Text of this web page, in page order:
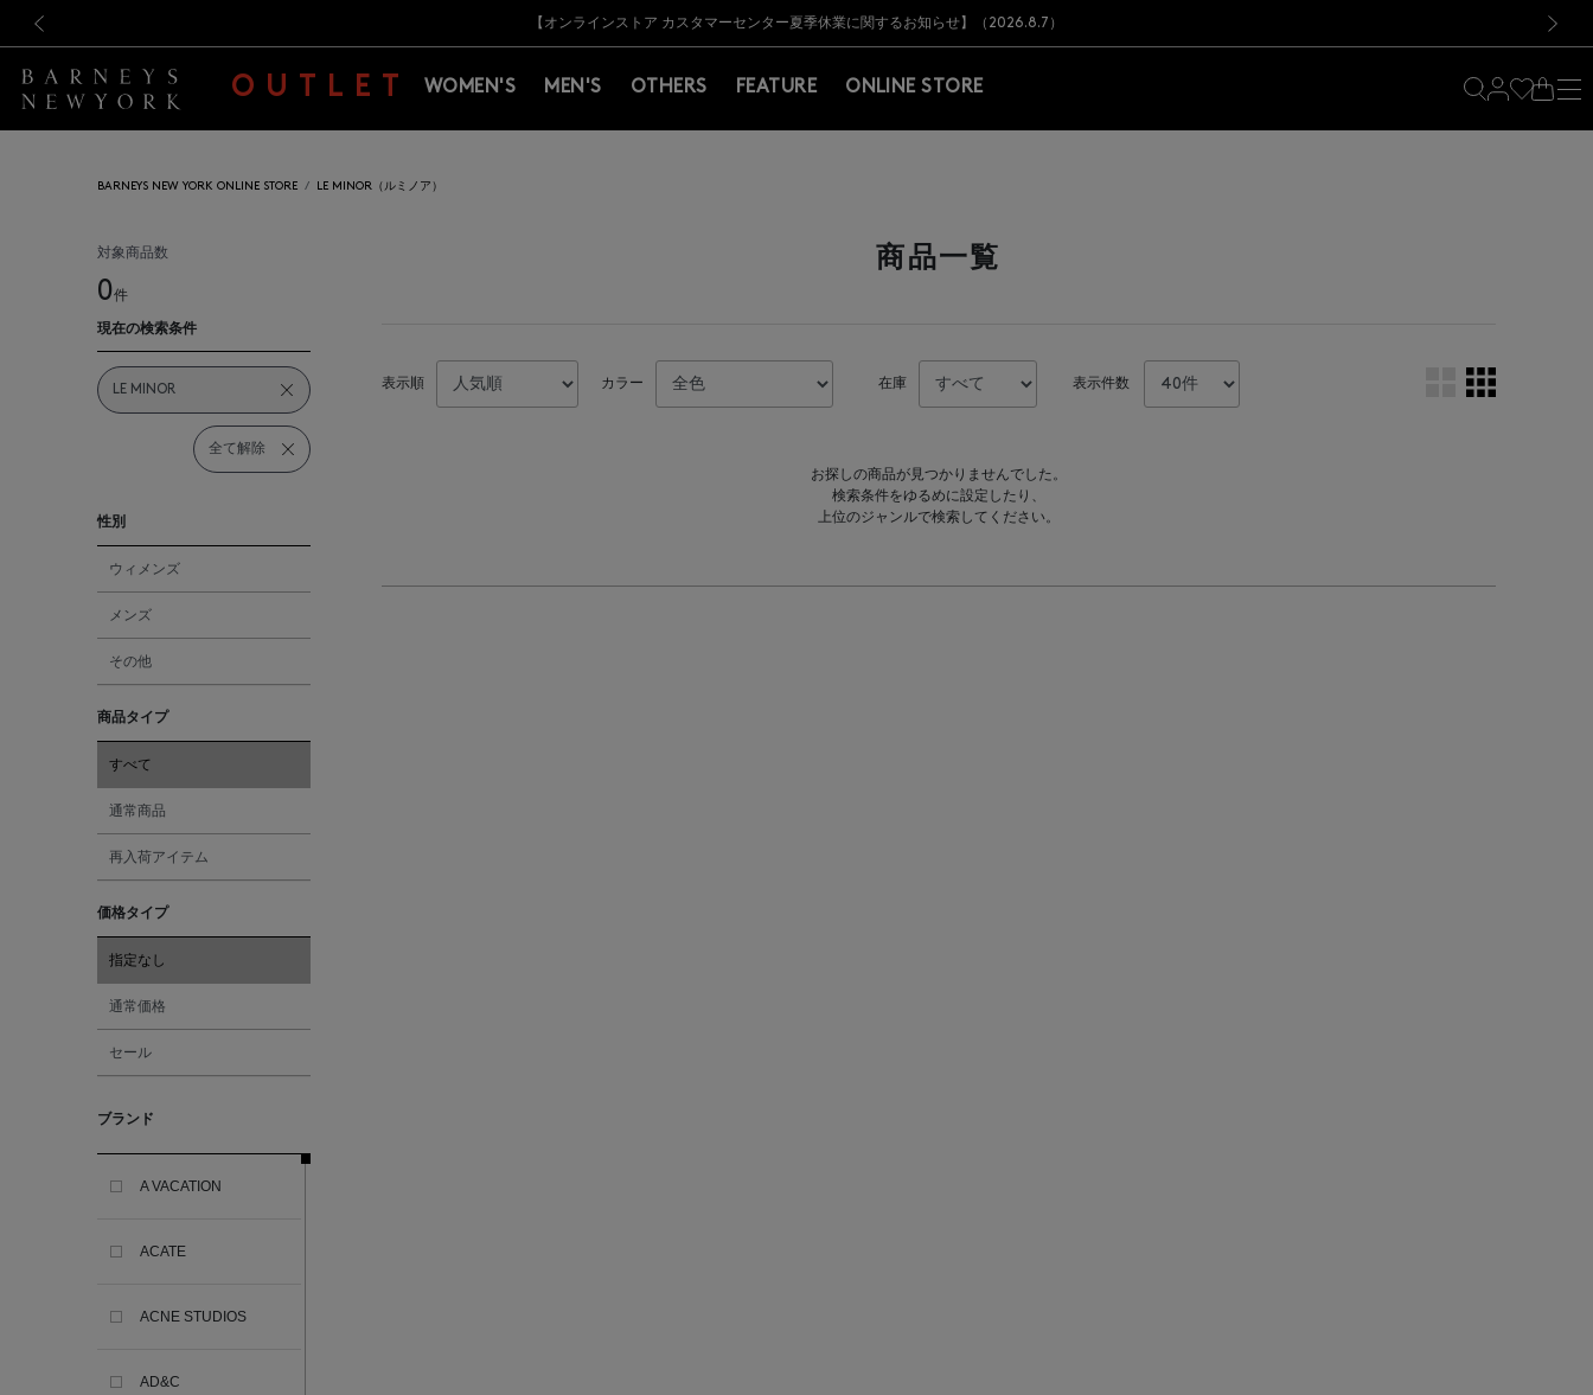
新規登録のお客様も対象！＜MY BARNEYS＞会員のお客様は11,000円（税込）以上のお買上げで常時送料無料！お買い物の際は会員登録を！
【夏季休業に伴う出荷一時停止のお知らせ】(2026.8.7)
【オンラインストア カスタマーセンター夏季休業に関するお知らせ】（2026.8.7）
【夏季休業に伴う返品・交換承り一時停止のお知らせ】（2026.8.5）
熊本県を中心とした地震の影響によるお荷物のお届けについて
【開催中】SUMMER SALEのご案内・ご注意事項
新規登録のお客様も対象！＜MY BARNEYS＞会員のお客様は11,000円（税込）以上のお買上げで常時送料無料！お買い物の際は会員登録を！
【夏季休業に伴う出荷一時停止のお知らせ】(2026.8.7)
OUTLET WOMEN'S MEN'S OTHERS FEATURE ONLINE STORE
BARNEYS NEW YORK ONLINE STORE LE MINOR（ルミノア）
対象商品数
0件
現在の検索条件
LE MINOR
全て解除
性別
ウィメンズ
メンズ
その他
商品タイプ
すべて
通常商品
再入荷アイテム
価格タイプ
指定なし
通常価格
セール
ブランド
A VACATION
ACATE
ACNE STUDIOS
AD&C
商品一覧
表示順 カラー 在庫 表示件数
お探しの商品が見つかりませんでした。
検索条件をゆるめに設定したり、
上位のジャンルで検索してください。